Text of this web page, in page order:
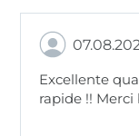
Excellente
rapide !!